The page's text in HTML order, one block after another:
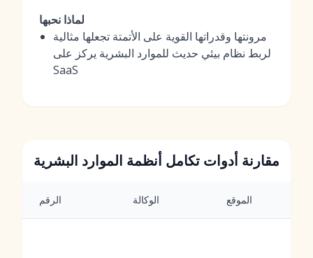
لماذا نحبها
مرونتها وقدراتها القوية على الأتمتة تجعلها مثالية
لربط نظام بيئي حديث للموارد البشرية يركز على
SaaS
مقارنة أدوات تكامل أنظمة الموارد البشرية
الرقم الوكالة الموقع